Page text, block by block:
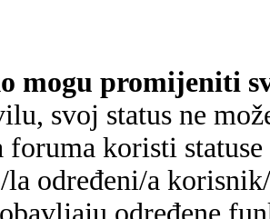
mogu promijeniti
svoj status ne
foruma koristi
la određeni/a